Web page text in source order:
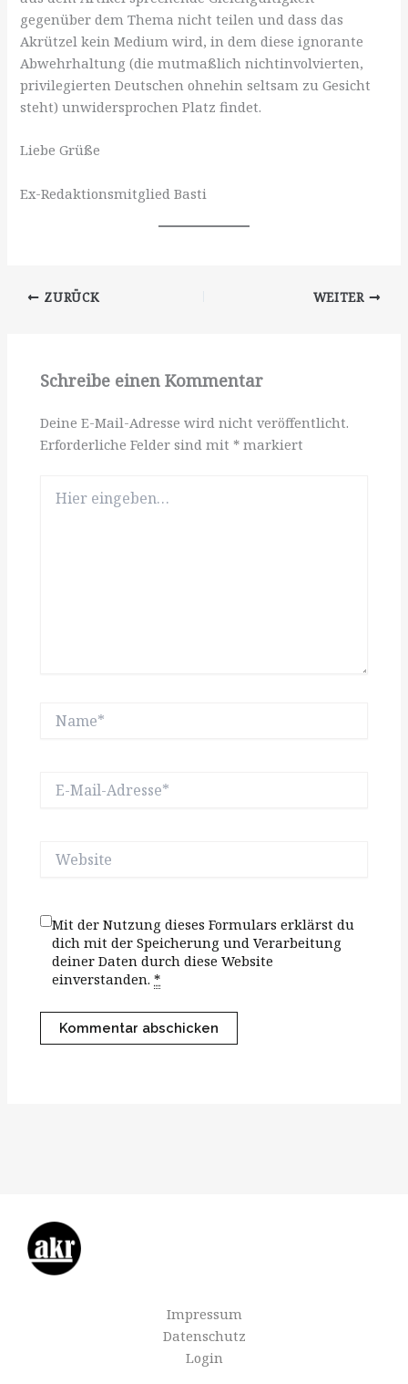
gegenüber dem Thema nicht teilen und dass das
Akrützel kein Medium wird, in dem diese ignorante
Abwehrhaltung (die mutmaßlich nichtinvolvierten,
privilegierten Deutschen ohnehin seltsam zu Gesicht
steht) unwidersprochen Platz findet.
Liebe Grüße
Ex-Redaktionsmitglied Basti
ZURÜCK WEITER
Schreibe einen Kommentar
Deine E-Mail-Adresse wird nicht veröffentlicht.
Erforderliche Felder sind mit * markiert
eingeben…
Mail-
Mit der Nutzung dieses Formulars erklärst du
dich mit der Speicherung und Verarbeitung
deiner Daten durch diese Website
einverstanden.*
Impressum
Datenschutz
Login